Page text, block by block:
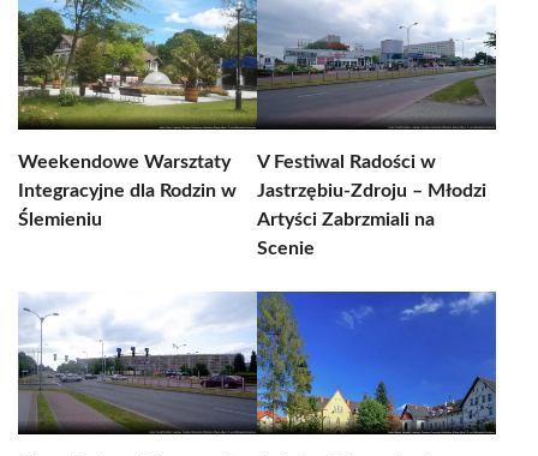
Weekendowe Warsztaty
Integracyjne dla Rodzin w
Ślemieniu
V Festiwal Radości w
Jastrzębiu-Zdroju – Młodzi
Artyści Zabrzmiali na
Scenie